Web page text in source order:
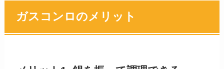
ガスコンロのメリット